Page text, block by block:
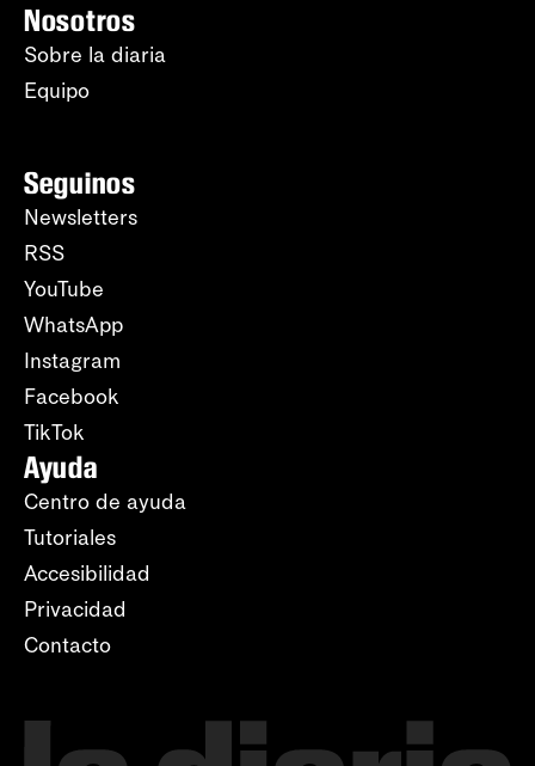
Nosotros
Sobre la diaria
Equipo
Seguinos
Newsletters
RSS
YouTube
WhatsApp
Instagram
Facebook
TikTok
Ayuda
Centro de ayuda
Tutoriales
Accesibilidad
Privacidad
Contacto